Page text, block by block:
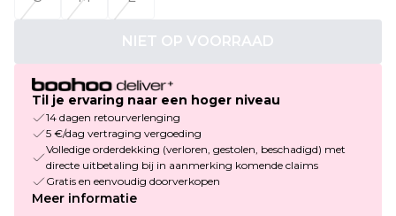
NIET OP VOORRAAD
Til je ervaring naar een hoger niveau
14 dagen retourverlenging
5 €/dag vertraging vergoeding
Volledige orderdekking (verloren, gestolen, beschadigd) met
directe uitbetaling bij in aanmerking komende claims
Gratis en eenvoudig doorverkopen
Meer informatie